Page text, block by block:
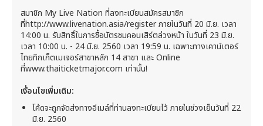
สมาชิก My Live Nation ที่ลงทะเบียนสมัครสมาชิก
ที่http://www.livenation.asia/register ภายในวันที่ 20 มิ.ย. เวลา
14:00 น. รับสิทธิ์ในการซื้อบัตรชมคอนเสิร์ตล่วงหน้า ในวันที่ 23 มิ.ย.
เวลา 10:00 น. - 24 มิ.ย. 2560 เวลา 19:59 น. เฉพาะทางเคาน์เตอร์
ไทยทิกเก็ตเมเจอร์สาขาหลัก 14 สาขา และ Online
ที่www.thaiticketmajor.com เท่านั้น!
เงื่อนไขเพิ่มเติม:
โค้ดจะถูกจัดส่งทางอีเมล์ที่ท่านลงทะเบียนไว้ ภายในช่วงเย็นวันที่ 22
มิ.ย. 2560